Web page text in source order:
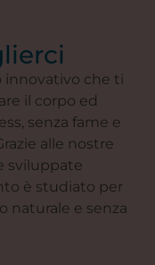
innovativo che ti
il corpo ed
senza fame e
alle nostre
sviluppate
è studiato per
naturale e senza